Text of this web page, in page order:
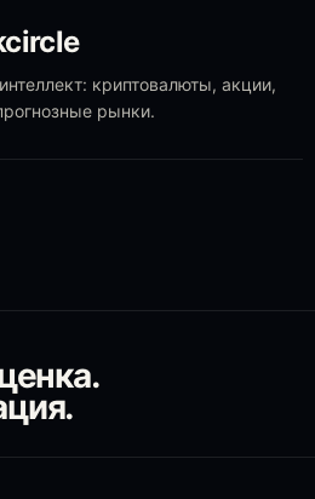
криптовалюты, акции,
рынки.